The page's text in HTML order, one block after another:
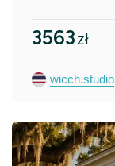
3563zł
wicch.studio